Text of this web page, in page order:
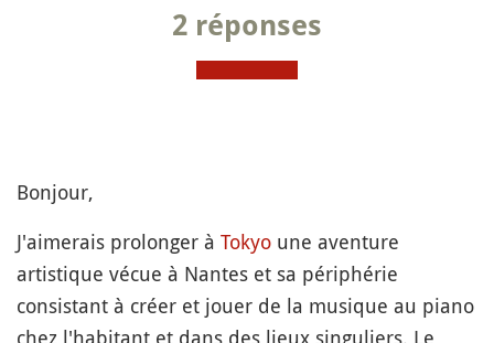
2 réponses
Bonjour,
J'aimerais prolonger à Tokyo une aventure
artistique vécue à Nantes et sa périphérie
consistant à créer et jouer de la musique au piano
chez l'habitant et dans des lieux singuliers. Le